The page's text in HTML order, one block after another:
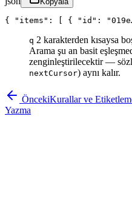
{ "items": [ { "id":
q 2 karakterden kısaysa
Arama şu an basit
zenginleştirilecektir —
nextCursor) aynı kalır.
ÖncekiKurallar ve
Yazma